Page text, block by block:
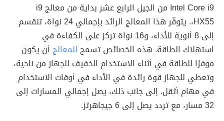
Intel Core i9 من الجيل الرابع عشر بداية من معالج i9
HX55،. يتوفّر هذا المعالج الرائد بإجمالي 24 نواة، تنقسم
إلى 8 أنوية للأداء، و16 نواة تركز على الكفاءة في
استهلاك الطاقة. هذه الخصائص تسمحللمعالجأن يكون
موفرًا للطاقة في أثناء الاستخدام الخفيف للجهاز من ناحية،
وتعطي للجهاز قوة رائدة في الأداء في أوقات الاستخدام
في مهام أثقل. إلى جانب ذلك، يصل إجمالي المسارات إلى
32 مسار، مع تردد يصل إلى 6 جيجاهرتز.